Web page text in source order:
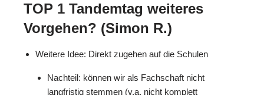
TOP 1 Tandemtag weiteres
Vorgehen? (Simon R.)
Weitere Idee: Direkt zugehen auf die Schulen
Nachteil: können wir als Fachschaft nicht
langfristig stemmen (v.a. nicht komplett